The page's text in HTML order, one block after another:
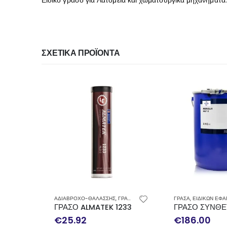
ΣΧΕΤΙΚΆ ΠΡΟΪΌΝΤΑ
ΑΔΙΑΒΡΟΧΟ-ΘΑΛΑΣΣΗΣ, ΓΡΑΣΑ
ΓΡΑΣΟ ALMATEK 1233 LUBRICATION
€25.92
ΓΡΑΣΑ, ΕΙΔΙΚΩΝ
ΓΡΑΣΟ
€186.00